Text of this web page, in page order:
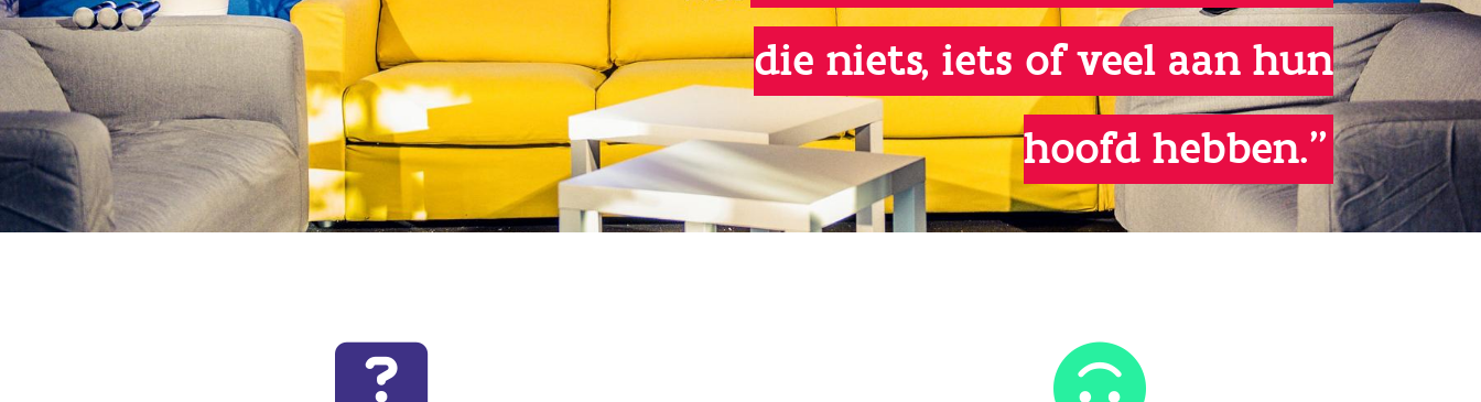
die niets, iets of veel aan hun
hoofd hebben."